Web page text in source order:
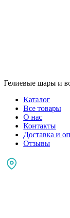
Гелиевые шары и
Каталог
Все товары
О нас
Контакты
Доставка и
Отзывы